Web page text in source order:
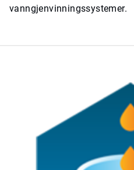
vanngjenvinningssystemer.